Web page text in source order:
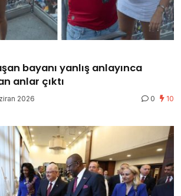
bayanı yanlış anlayınca
anlar çıktı
2026 0 10